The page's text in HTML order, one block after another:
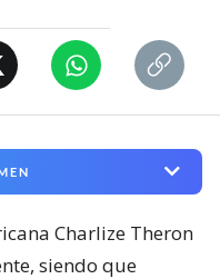
Charlize Theron
siendo que